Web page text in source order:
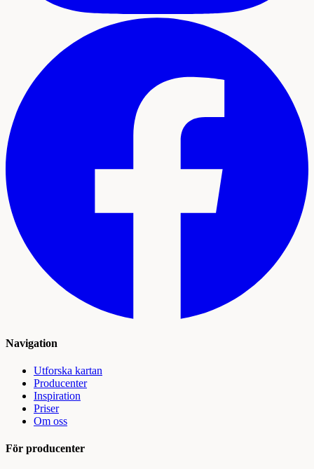
Navigation
Utforska kartan
Producenter
Inspiration
Priser
Om oss
För producenter